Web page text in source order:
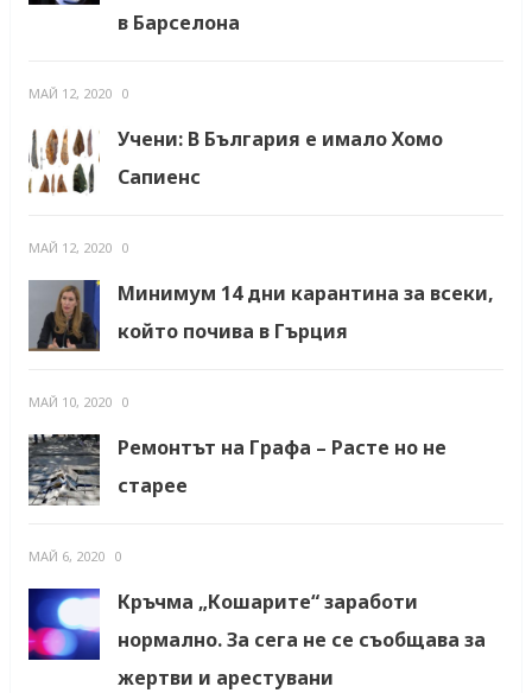
в Барселона
МАЙ 12, 2020 0
Учени: В България е имало Хомо
Сапиенс
МАЙ 12, 2020 0
Минимум 14 дни карантина за всеки,
който почива в Гърция
МАЙ 10, 2020 0
Ремонтът на Графа – Расте но не
старее
МАЙ 6, 2020 0
Кръчма „Кошарите“ заработи
нормално. За сега не се съобщава за
жертви и арестувани